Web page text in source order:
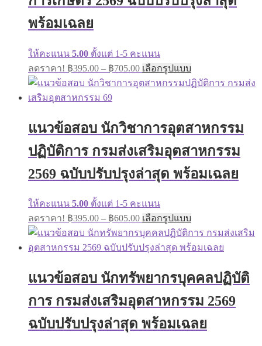
the
พร้อมเฉลย
ให้คะแนน 5.00 ตั้งแต่ 1-5 คะแนน
ลดราคา! ฿395.00 – ฿705.00Price
range:
฿395.00
เลือกรูปแบบ
product
has
options
be
chosen
on
the
แนวข้อสอบ นักวิชาการอุตสาหกรรม
ปฏิบัติการ กรมส่งเสริมอุตสาหกรรม
2569 ฉบับปรับปรุงล่าสุด พร้อมเฉลย
ให้คะแนน 5.00 ตั้งแต่ 1-5 คะแนน
ลดราคา! ฿395.00 – ฿605.00Price
range:
฿395.00
through
เลือกรูปแบบ
product
has
multiple
options
be
chosen
on
the
แนวข้อสอบ นักทรัพยากรบุคคลปฏิบัติ
การ กรมส่งเสริมอุตสาหกรรม 2569
ฉบับปรับปรุงล่าสุด พร้อมเฉลย